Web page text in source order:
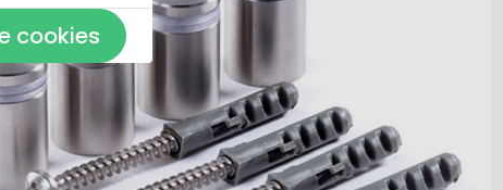
cookies